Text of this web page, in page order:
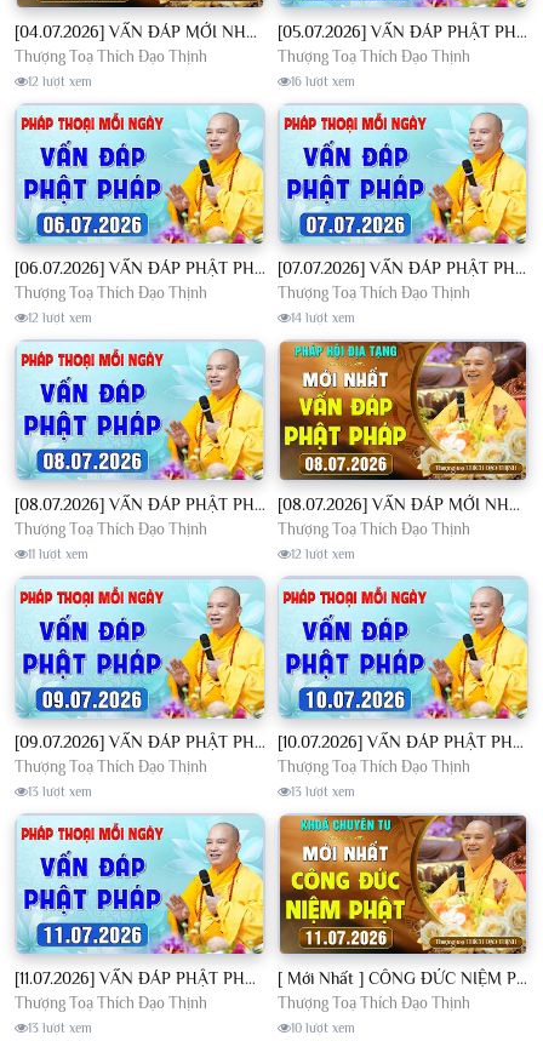
[04.07.2026] VẤN ĐÁP MỚI NHẤT - Pháp Hội Địa Tạng Chùa Khai Nguyên | TT. Thích Đạo Thịnh
Thượng Toạ Thích Đạo Thịnh
12 lượt xem
[05.07.2026] VẤN ĐÁP PHẬT PHÁP - Nghe Thầy giảng Pháp mỗi ngày CÔNG ĐỨC VÔ LƯỢNG│TT. Thích Đạo Thịnh
Thượng Toạ Thích Đạo Thịnh
16 lượt xem
[06.07.2026] VẤN ĐÁP PHẬT PHÁP - Nghe Thầy giảng Pháp mỗi ngày CÔNG ĐỨC VÔ LƯỢNG│TT. Thích Đạo Thịnh
Thượng Toạ Thích Đạo Thịnh
12 lượt xem
[07.07.2026] VẤN ĐÁP PHẬT PHÁP - Nghe Thầy giảng Pháp mỗi ngày CÔNG ĐỨC VÔ LƯỢNG│TT. Thích Đạo Thịnh
Thượng Toạ Thích Đạo Thịnh
14 lượt xem
[08.07.2026] VẤN ĐÁP PHẬT PHÁP - Nghe Thầy giảng Pháp mỗi ngày CÔNG ĐỨC VÔ LƯỢNG│TT. Thích Đạo Thịnh
Thượng Toạ Thích Đạo Thịnh
11 lượt xem
[08.07.2026] VẤN ĐÁP MỚI NHẤT - Pháp Hội Địa Tạng Chùa Khai Nguyên | TT. Thích Đạo Thịnh
Thượng Toạ Thích Đạo Thịnh
12 lượt xem
[09.07.2026] VẤN ĐÁP PHẬT PHÁP - Nghe Thầy giảng Pháp mỗi ngày CÔNG ĐỨC VÔ LƯỢNG│TT. Thích Đạo Thịnh
Thượng Toạ Thích Đạo Thịnh
13 lượt xem
[10.07.2026] VẤN ĐÁP PHẬT PHÁP - Nghe Thầy giảng Pháp mỗi ngày CÔNG ĐỨC VÔ LƯỢNG│TT. Thích Đạo Thịnh
Thượng Toạ Thích Đạo Thịnh
13 lượt xem
[11.07.2026] VẤN ĐÁP PHẬT PHÁP - Nghe Thầy giảng Pháp mỗi ngày CÔNG ĐỨC VÔ LƯỢNG│TT. Thích Đạo Thịnh
Thượng Toạ Thích Đạo Thịnh
13 lượt xem
[ Mới Nhất ] CÔNG ĐỨC NIỆM PHẬT - Khoá Chuyên Tu Chùa Khai Nguyên 11/07/2026 | TT. Thích Đạo Thịnh
Thượng Toạ Thích Đạo Thịnh
10 lượt xem